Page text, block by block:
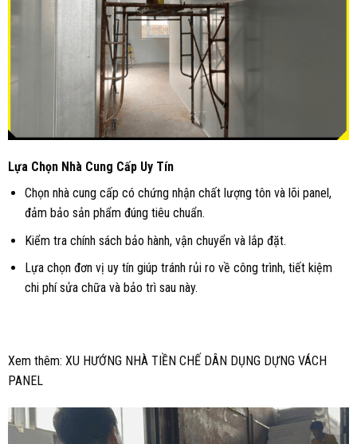
Lựa Chọn Nhà Cung Cấp Uy Tín
Chọn nhà cung cấp có chứng nhận chất lượng tôn và lõi panel,
đảm bảo sản phẩm đúng tiêu chuẩn.
Kiểm tra chính sách bảo hành, vận chuyển và lắp đặt.
Lựa chọn đơn vị uy tín giúp tránh rủi ro về công trình, tiết kiệm
chi phí sửa chữa và bảo trì sau này.
Xem thêm: XU HƯỚNG NHÀ TIỀN CHẾ DÂN DỤNG DỰNG VÁCH
PANEL